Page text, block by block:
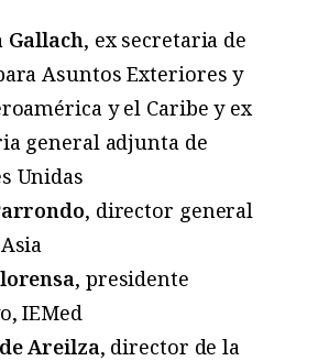
Gallach, ex secretaria de
Asuntos Exteriores y
y el Caribe y ex
general adjunta de
Unidas
, director general
, presidente
IEMed
Areilza, director de la